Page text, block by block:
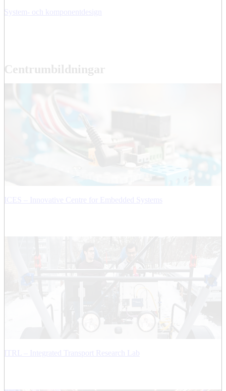
System- och komponentdesign
Centrumbildningar
ICES – Innovative Centre for Embedded Systems
ITRL – Integrated Transport Research Lab